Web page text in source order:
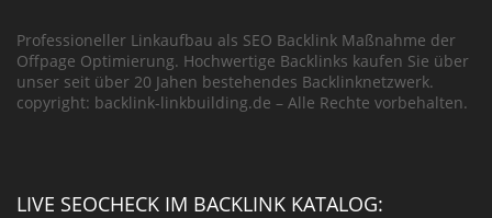
Professioneller Linkaufbau als SEO Backlink Maßnahme der
Offpage Optimierung. Hochwertige Backlinks kaufen Sie über
unser seit über 20 Jahen bestehendes Backlinknetzwerk.
copyright: backlink-linkbuilding.de – Alle Rechte vorbehalten.
LIVE SEOCHECK IM BACKLINK KATALOG: